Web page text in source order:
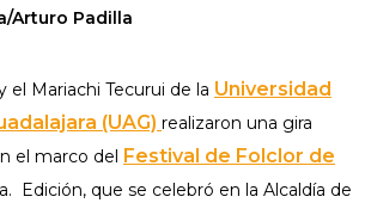
Arturo Padilla
el Mariachi Tecurui de la Universidad
(UAG) realizaron una gira
el marco del Festival de Folclor de
Edición, que se celebró en la Alcaldía de